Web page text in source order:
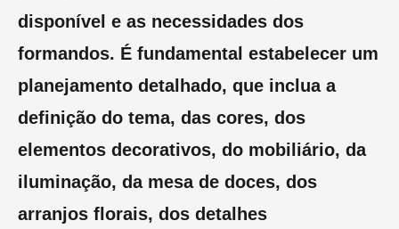
disponível e as necessidades dos
formandos. É fundamental estabelecer um
planejamento detalhado, que inclua a
definição do tema, das cores, dos
elementos decorativos, do mobiliário, da
iluminação, da mesa de doces, dos
arranjos florais, dos detalhes